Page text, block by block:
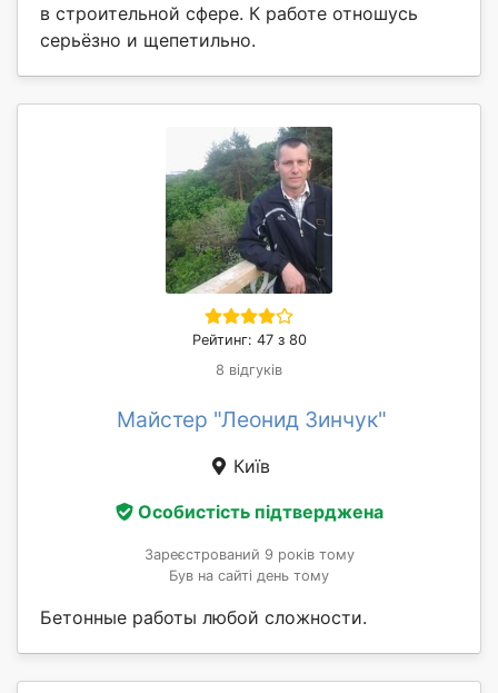
в строительной сфере. К работе отношусь
серьёзно и щепетильно.
Рейтинг: 47 з 80
8 відгуків
Майстер "Леонид Зинчук"
Київ
Особистість підтверджена
Зареєстрований 9 років тому
Був на сайті день тому
Бетонные работы любой сложности.